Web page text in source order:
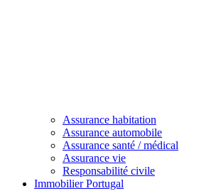
Assurance habitation
Assurance automobile
Assurance santé / médical
Assurance vie
Responsabilité civile
Immobilier Portugal